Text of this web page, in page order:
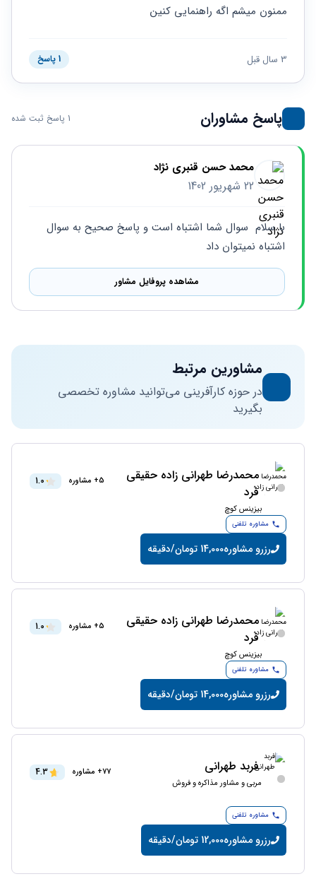
برنامه نویسی
طلاق
خانواده
حقوقی
کسب
سئو و
سایت
ثبت
ممنون میشم اگه راهنمایی کنین
3 سال قبل 1 پاسخ
پاسخ مشاوران 1 پاسخ ثبت شده
محمد حسن قنبری نژاد
22 شهریور 1402
اشتباه نمیتوان داد
مشاهده پروفایل مشاور
مشاورین مرتبط
در حوزه کارآفرینی می‌توانید مشاوره تخصصی
بگیرید
محمدرضا طهرانى زاده حقيقى
فرد
بیزینس کوچ
5+ مشاوره 1.0
مشاوره تلفنی
رزرو مشاوره14,000 تومان/دقیقه
محمدرضا طهرانى زاده حقيقى
فرد
بیزینس کوچ
5+ مشاوره 1.0
مشاوره تلفنی
رزرو مشاوره14,000 تومان/دقیقه
فربد طهرانی
مربی و مشاور مذاکره و فروش
77+ مشاوره 4.3
مشاوره تلفنی
رزرو مشاوره12,000 تومان/دقیقه